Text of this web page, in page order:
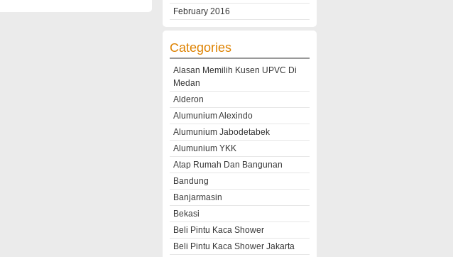
February 2016
Categories
Alasan Memilih Kusen UPVC Di
Medan
Alderon
Alumunium Alexindo
Alumunium Jabodetabek
Alumunium YKK
Atap Rumah Dan Bangunan
Bandung
Banjarmasin
Bekasi
Beli Pintu Kaca Shower
Beli Pintu Kaca Shower Jakarta